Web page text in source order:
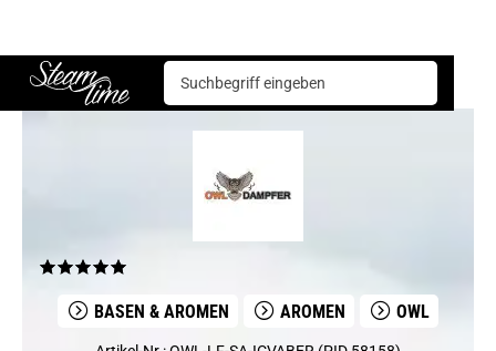
Steam time
Basen & Aromen Aromen OWL
BASEN & AROMEN AROMEN OWL